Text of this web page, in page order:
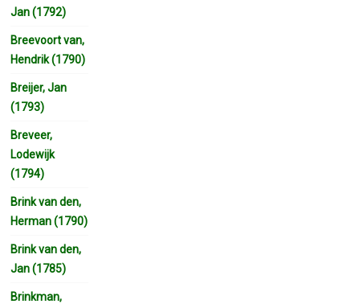
Jan (1792)
Breevoort van,
Hendrik (1790)
Breijer, Jan
(1793)
Breveer,
Lodewijk
(1794)
Brink van den,
Herman (1790)
Brink van den,
Jan (1785)
Brinkman,